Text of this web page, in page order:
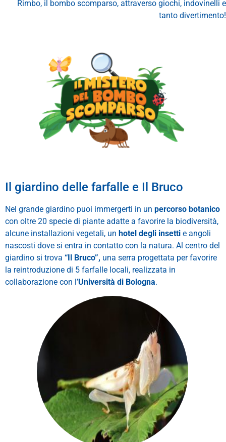
Rimbo, il bombo scomparso, attraverso giochi, indovinelli e
tanto divertimento!
Il giardino delle farfalle e Il Bruco
Nel grande giardino puoi immergerti in un percorso botanico
con oltre 20 specie di piante adatte a favorire la biodiversità,
alcune installazioni vegetali, un hotel degli insetti e angoli
nascosti dove si entra in contatto con la natura. Al centro del
giardino si trova “Il Bruco”, una serra progettata per favorire
la reintroduzione di 5 farfalle locali, realizzata in
collaborazione con l’Università di Bologna.